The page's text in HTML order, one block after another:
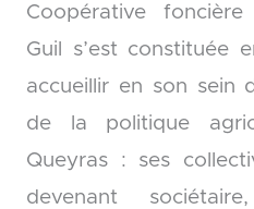
Coopérative
Guil s’est constituée
accueillir en son sein
de la politique
Queyras : ses
devenant